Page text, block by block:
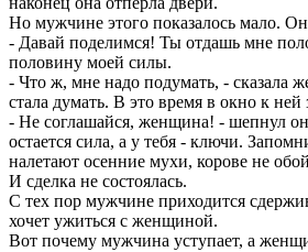
Но мужчине этого показалось мало.
- Давай поделимся! Ты отдашь мне
половину моей силы.
- Что ж, мне надо подумать, - сказала
стала думать. В это время в окно к ней
- Не соглашайся, женщина! - шепнул
остается сила, а у тебя - ключи.
налетают осенние мухи, корове не
И сделка не состоялась.
С тех пор мужчине приходится
хочет ужиться с женщиной.
Вот почему мужчина уступает, а